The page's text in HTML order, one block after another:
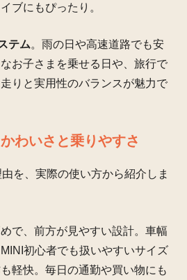
ブにもぴったり。
テム。雨の日や高速道路でも安
お子さまを乗せる日や、旅行で
りと実用性のバランスが魅力で
わいさと乗りやすさ
を、実際の使い方から紹介しま
で、前方が見やすい設計。車幅
初心者でも扱いやすいサイズ
軽快。毎日の通勤や買い物にも